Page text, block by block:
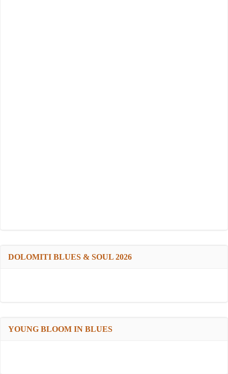
DOLOMITI BLUES & SOUL 2026
YOUNG BLOOM IN BLUES